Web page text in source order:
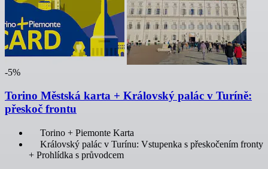
-5%
Torino Městská karta + Královský palác v Turíně:
přeskoč frontu
Torino + Piemonte Karta
Královský palác v Turínu: Vstupenka s přeskočením fronty
+ Prohlídka s průvodcem